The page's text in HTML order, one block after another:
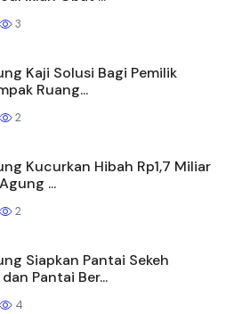
3
Kaji Solusi Bagi Pemilik
Ruang...
2
Kucurkan Hibah Rp1,7 Miliar
...
2
Siapkan Pantai Sekeh
Pantai Ber...
4